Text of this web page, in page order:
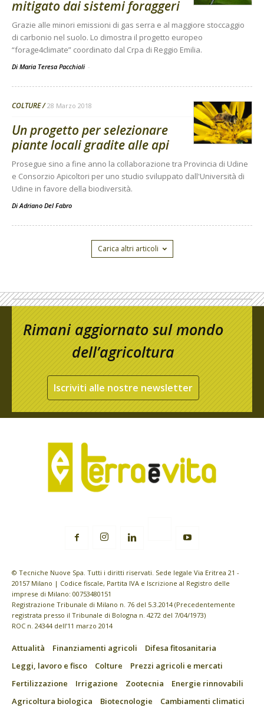
mitigato dai sistemi foraggeri
Grazie alle minori emissioni di gas serra e al maggiore stoccaggio
di carbonio nel suolo. Lo dimostra il progetto europeo
“forage4climate” coordinato dal Crpa di Reggio Emilia.
Di Maria Teresa Pacchioli -
COLTURE 28 Marzo 2018
Un progetto per selezionare
piante locali gradite alle api
Prosegue sino a fine anno la collaborazione tra Provincia di Udine
e Consorzio Apicoltori per uno studio sviluppato dall'Università di
Udine in favore della biodiversità.
DiAdriano Del Fabro
Carica altri articoli
Rimani aggiornato sul mondo
dell’agricoltura
Iscriviti alle nostre newsletter
© Tecniche Nuove Spa. Tutti i diritti riservati. Sede legale Via Eritrea 21 -
20157 Milano | Codice fiscale, Partita IVA e Iscrizione al Registro delle
imprese di Milano: 00753480151
Registrazione Tribunale di Milano n. 76 del 5.3.2014 (Precedentemente
registrata presso il Tribunale di Bologna n. 4272 del 7/04/1973)
ROC n. 24344 dell’11 marzo 2014
Attualità Finanziamenti agricoli
Difesa fitosanitaria
Leggi, lavoro e fisco
Colture
Prezzi agricoli e mercati
Fertilizzazione
Irrigazione Zootecnia
Energie rinnovabili
Agricoltura biologica
Biotecnologie
Cambiamenti climatici